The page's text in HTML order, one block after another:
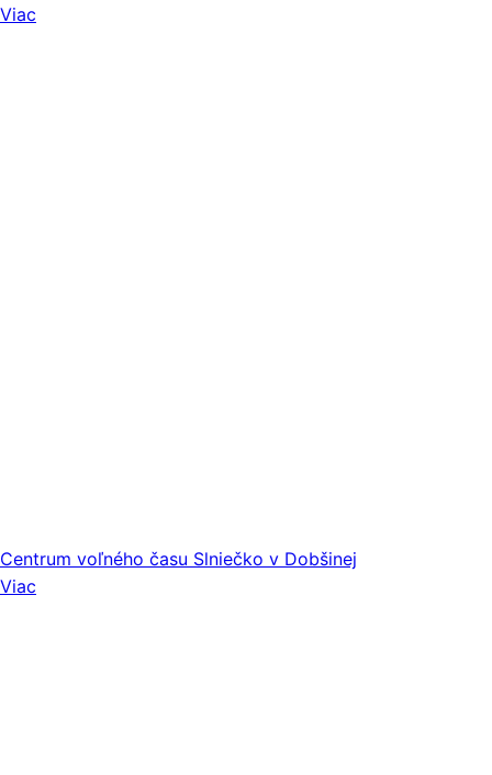
Viac
Centrum voľného času Slniečko v Dobšinej
Viac